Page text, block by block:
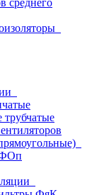
среднего
ФОп